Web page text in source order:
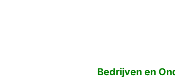
Bedrijven en